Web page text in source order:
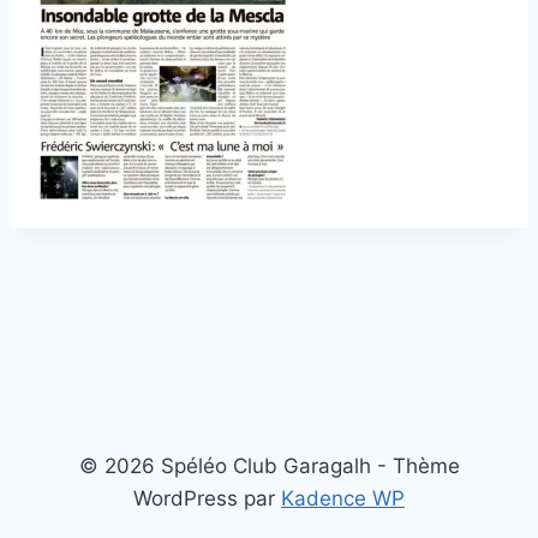
© 2026 Spéléo Club Garagalh - Thème
WordPress par Kadence WP